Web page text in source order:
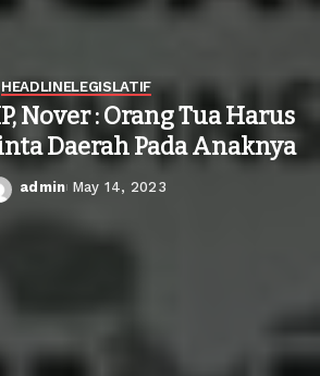
HEADLINELEGISLATIF
Nover : Orang Tua Harus
Daerah Pada Anaknya
Posted
admin May 14, 2023